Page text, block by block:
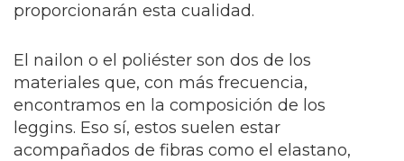
proporcionarán esta cualidad.
El nailon o el poliéster son dos de los
materiales que, con más frecuencia,
encontramos en la composición de los
leggins. Eso sí, estos suelen estar
acompañados de fibras como el elastano,